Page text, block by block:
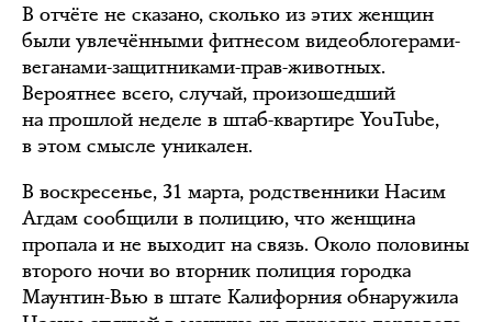
В отчёте не сказано, сколько из этих женщин
были увлечёнными фитнесом видеоблогерами-
веганами-защитниками-прав-животных.
Вероятнее всего, случай, произошедший
на прошлой неделе в штаб-квартире YouTube,
в этом смысле уникален.
В воскресенье, 31 марта, родственники Насим
Агдам сообщили в полицию, что женщина
пропала и не выходит на связь. Около половины
второго ночи во вторник полиция городка
Маунтин-Вью в штате Калифорния обнаружила